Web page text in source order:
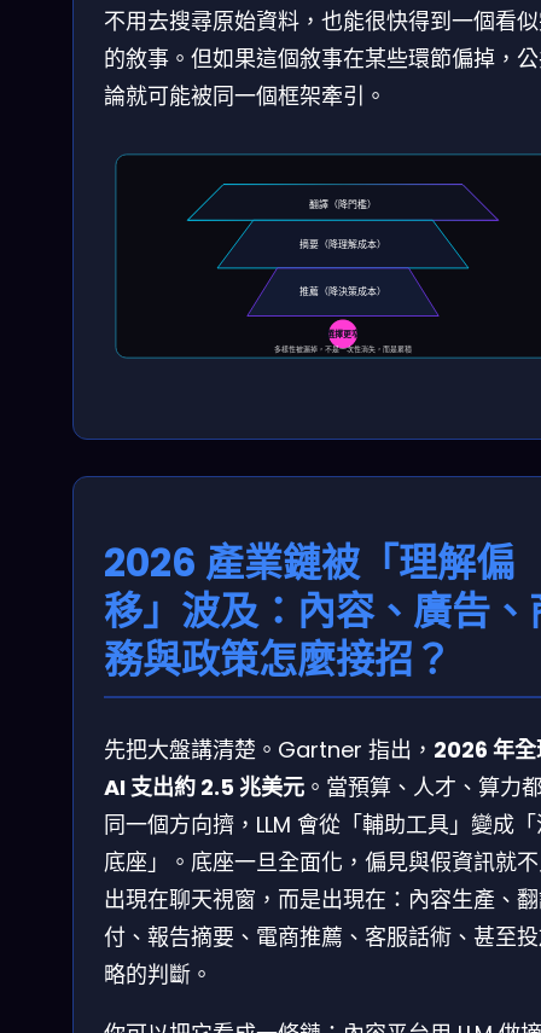
不用去搜尋原始資料，也能很快得到一個看
的敘事。但如果這個敘事在某些環節偏掉，
論就可能被同一個框架牽引。
翻譯（降門檻）
摘要（降理解成本）
推薦（降決策成本）
選擇更窄
多樣性被漏掉，不是一次性消失，而是累積
2026 產業鏈被「理解偏
移」波及：內容、廣告、
務與政策怎麼接招？
先把大盤講清楚。Gartner 指出， 2026 年全
AI 支出約 2.5 兆美元 。當預算、人才、算力
同一個方向擠，LLM 會從「輔助工具」變成
底座」。底座一旦全面化，偏見與假資訊就
出現在聊天視窗，而是出現在：內容生產、
付、報告摘要、電商推薦、客服話術、甚至
略的判斷。